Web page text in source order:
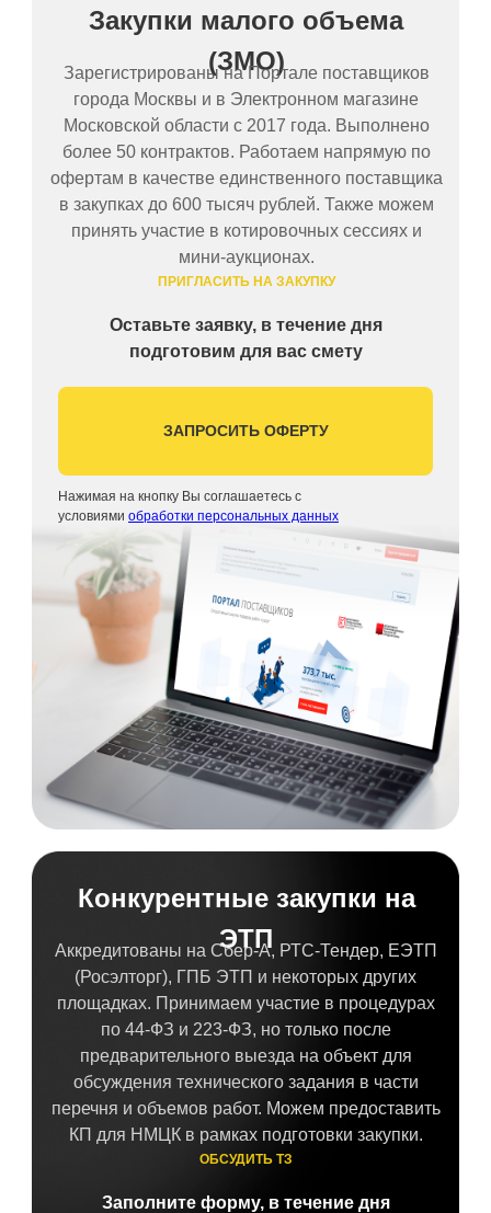
Закупки малого объема
(ЗМО)
Нажимая на кнопку Вы соглашаетесь с
условиями обработки персональных данных
Оставьте заявку, в течение дня
подготовим для вас смету
Зарегистрированы на Портале поставщиков
города Москвы и в Электронном магазине
Московской области с 2017 года. Выполнено
более 50 контрактов. Работаем напрямую по
офертам в качестве единственного поставщика
в закупках до 600 тысяч рублей. Также можем
принять участие в котировочных сессиях и
мини-аукционах.
ПРИГЛАСИТЬ НА ЗАКУПКУ
ЗАПРОСИТЬ ОФЕРТУ
Конкурентные закупки на
ЭТП
Заполните форму, в течение дня
Аккредитованы на Сбер-А, РТС-Тендер, ЕЭТП
(Росэлторг), ГПБ ЭТП и некоторых других
площадках. Принимаем участие в процедурах
по 44-ФЗ и 223-ФЗ, но только после
предварительного выезда на объект для
обсуждения технического задания в части
перечня и объемов работ. Можем предоставить
КП для НМЦК в рамках подготовки закупки.
ОБСУДИТЬ ТЗ